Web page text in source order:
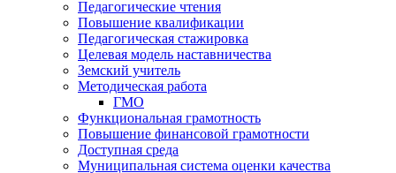
Педагогические чтения
Повышение квалификации
Педагогическая стажировка
Целевая модель наставничества
Земский учитель
Методическая работа
ГМО
Функциональная грамотность
Повышение финансовой грамотности
Доступная среда
Муниципальная система оценки качества